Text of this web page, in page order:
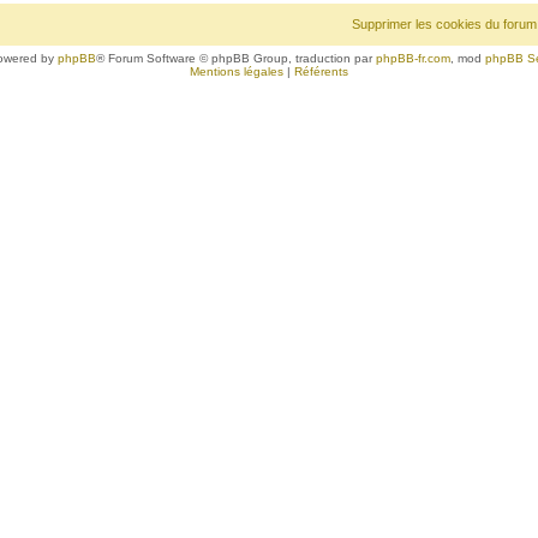
Supprimer les cookies du forum
by phpBB® Forum Software © phpBB Group, traduction parphpBB-fr.com , mod phpBB
Mentions légales | Référents